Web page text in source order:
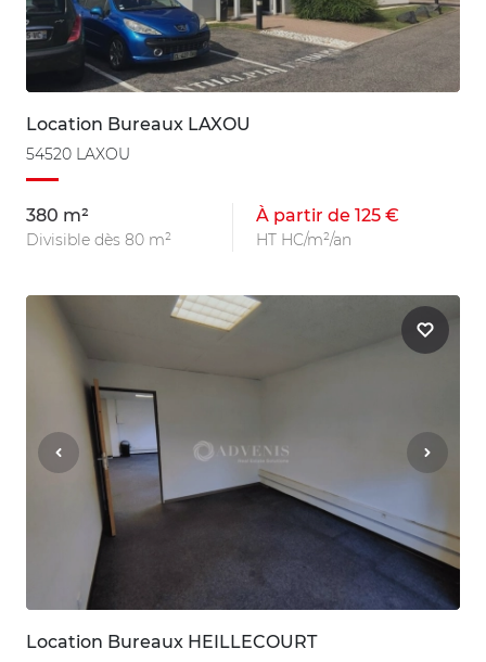
Location Bureaux LAXOU
54520 LAXOU
380 m²
Divisible dès 80 m²
À partir de 125 €
HT HC/m²/an
Location Bureaux HEILLECOURT